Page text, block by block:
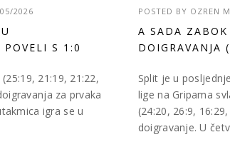
2026
POVELI S 1:0
21:19, 21:22,
za prvaka
igra se u
POSTED BY OZREN
A SADA
DOIGRAVANJA
Split je u
lige na Gripama
(24:20, 26:9,
doigravanje. U